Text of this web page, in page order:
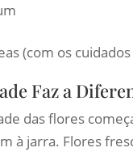
(com os
Faz a
das flores
à jarra. Flores